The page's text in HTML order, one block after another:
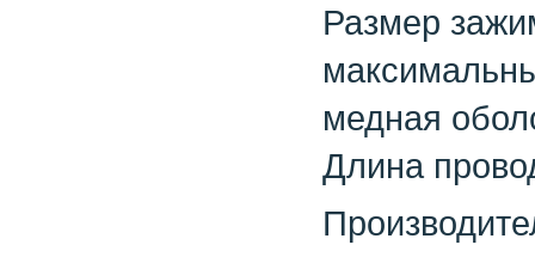
Размер
медная
Длина